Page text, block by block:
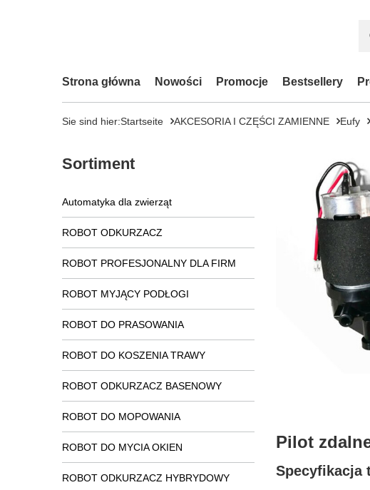
Strona główna Nowości Promocje Bestsellery
Sie sind hier:Startseite AKCESORIA I CZĘŚCI ZAMIENNE Eufy
Sortiment
Automatyka dla zwierząt
ROBOT ODKURZACZ
ROBOT PROFESJONALNY DLA FIRM
ROBOT MYJĄCY PODŁOGI
ROBOT DO PRASOWANIA
ROBOT DO KOSZENIA TRAWY
ROBOT ODKURZACZ BASENOWY
ROBOT DO MOPOWANIA
ROBOT DO MYCIA OKIEN
ROBOT ODKURZACZ HYBRYDOWY
Pilot
Specyfikacja